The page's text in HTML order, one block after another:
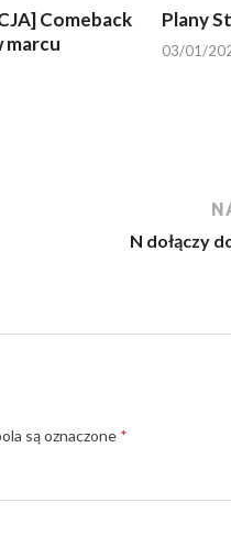
Comeback
marcu
Plany
03/01/
N dołączy
są oznaczone *